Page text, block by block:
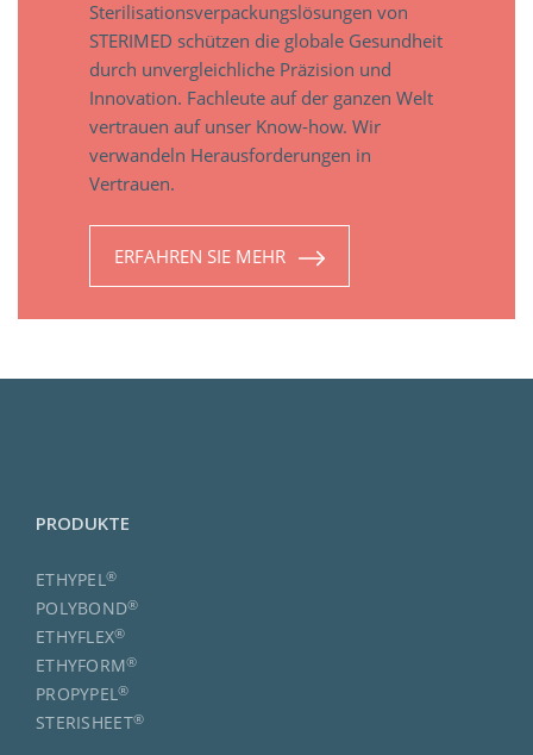
Sterilisationsverpackungslösungen von
STERIMED schützen die globale Gesundheit
durch unvergleichliche Präzision und
Innovation. Fachleute auf der ganzen Welt
vertrauen auf unser Know-how. Wir
verwandeln Herausforderungen in
Vertrauen.
ERFAHREN SIE MEHR
PRODUKTE
ETHYPEL®
POLYBOND®
ETHYFLEX®
ETHYFORM®
PROPYPEL®
STERISHEET®